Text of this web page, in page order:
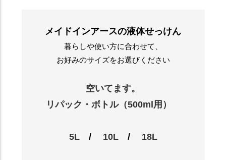
メイドインアースの液体せっけん
暮らしや使い方に合わせて、
お好みのサイズをお選びください
空いてます。
リパック・ボトル（500ml用）
5L/ 10L/ 18L